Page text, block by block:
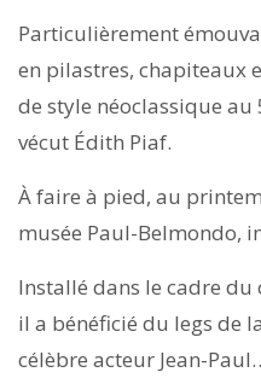
Particulièrement
en pilastres, chapiteaux
de style néoclassique au
vécut Édith Piaf.
À faire à pied, au
musée Paul-Belmondo,
Installé dans le cadre
il a bénéficié du legs de
célèbre acteur Jean-